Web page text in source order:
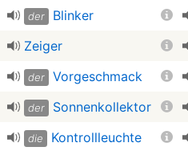
der Blinker
Zeiger
der Vorgeschmack
der Sonnenkollektor
die Kontrollleuchte